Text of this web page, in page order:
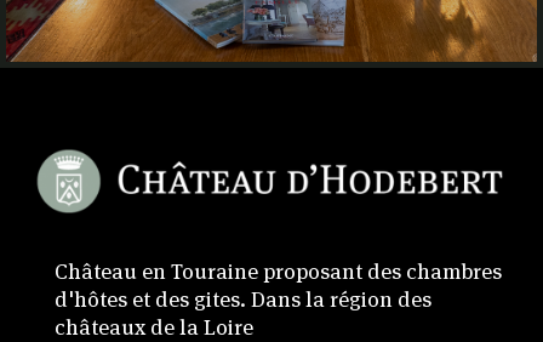
Château en Touraine proposant des chambres
d'hôtes et des gites. Dans la région des
châteaux de la Loire